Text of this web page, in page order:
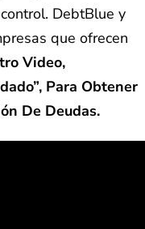
DebtBlue y
que ofrecen
Video,
Para Obtener
De Deudas.